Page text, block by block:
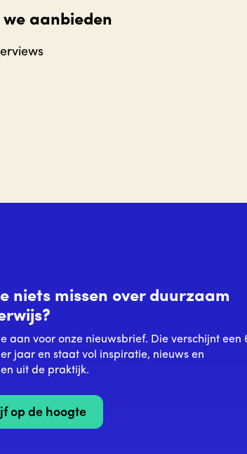
we aanbieden
niets missen over duurzaam
aan voor onze nieuwsbrief. Die verschijnt een
jaar en staat vol inspiratie, nieuws en
uit de praktijk.
op de hoogte